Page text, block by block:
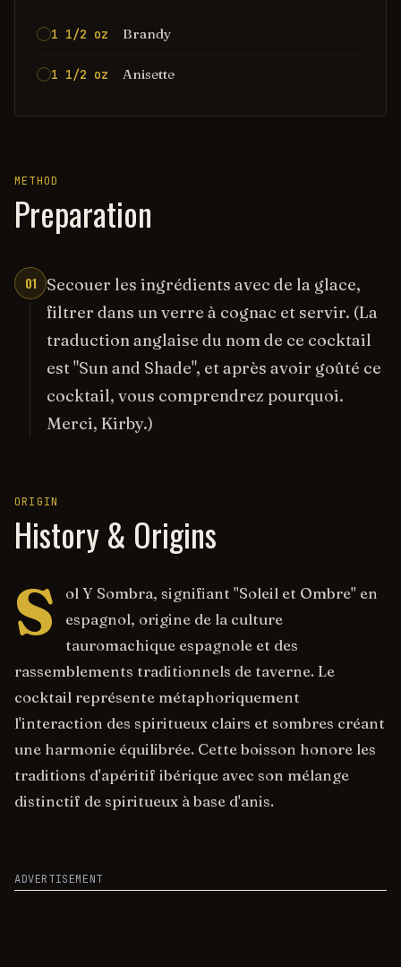
1 1/2 oz Brandy
1 1/2 oz Anisette
METHOD
Preparation
01
Secouer les ingrédients avec de la glace,
filtrer dans un verre à cognac et servir. (La
traduction anglaise du nom de ce cocktail
est "Sun and Shade", et après avoir goûté ce
cocktail, vous comprendrez pourquoi.
Merci, Kirby.)
ORIGIN
History & Origins
S
ol Y Sombra, signifiant "Soleil et Ombre" en
espagnol, origine de la culture
tauromachique espagnole et des
rassemblements traditionnels de taverne. Le
cocktail représente métaphoriquement
l'interaction des spiritueux clairs et sombres créant
une harmonie équilibrée. Cette boisson honore les
traditions d'apéritif ibérique avec son mélange
distinctif de spiritueux à base d'anis.
ADVERTISEMENT